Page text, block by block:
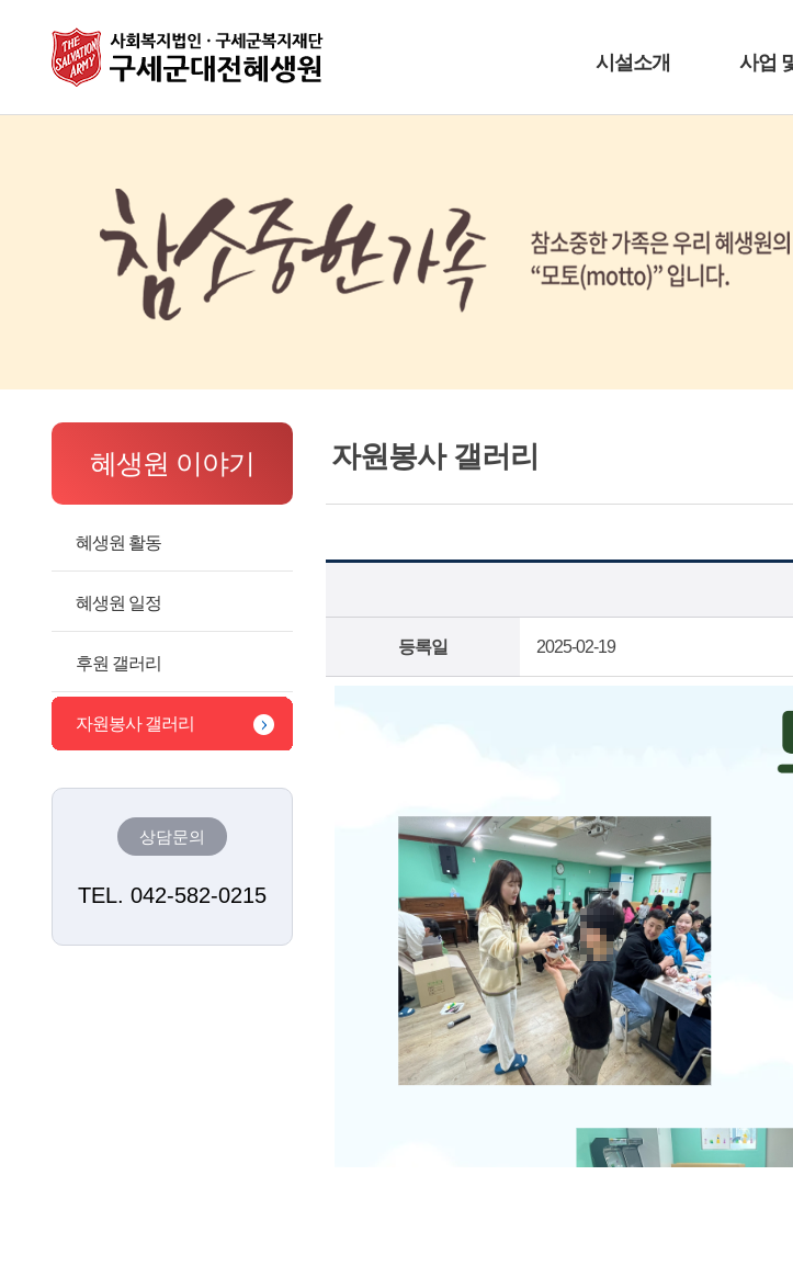
시설소개 사업
혜생원 이야기
혜생원 활동
혜생원 일정
후원 갤러리
자원봉사 갤러리
상담문의
TEL. 042-582-0215
자원봉사 갤러리
등록일 2025-02-19